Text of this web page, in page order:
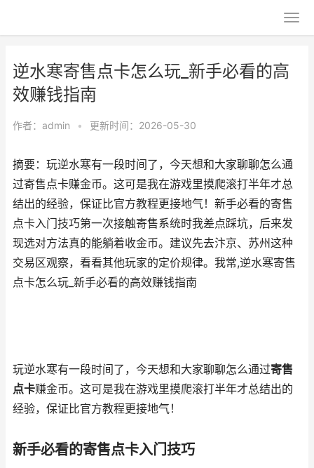
逆水寒寄售点卡怎么玩_新手必看的高
效赚钱指南
作者： admin • 更新时间：2026-05-30
摘要：玩逆水寒有一段时间了，今天想和大家聊聊怎么通
过寄售点卡赚金币。这可是我在游戏里摸爬滚打半年才总
结出的经验，保证比官方教程更接地气！新手必看的寄售
点卡入门技巧第一次接触寄售系统时我差点踩坑，后来发
现选对方法真的能躺着收金币。建议先去汴京、苏州这种
交易区观察，看看其他玩家的定价规律。我常,逆水寒寄售
点卡怎么玩_新手必看的高效赚钱指南
玩逆水寒有一段时间了，今天想和大家聊聊怎么通过寄售
点卡赚金币。这可是我在游戏里摸爬滚打半年才总结出的
经验，保证比官方教程更接地气！
新手必看的寄售点卡入门技巧